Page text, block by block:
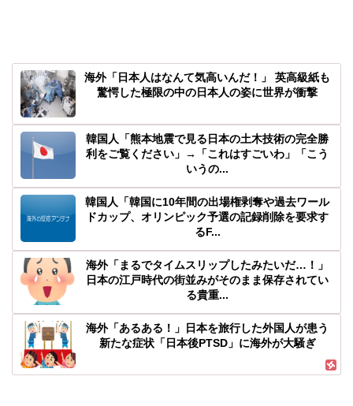
海外「日本人はなんて気高いんだ！」 英高級紙も
驚愕した極限の中の日本人の姿に世界が衝撃
韓国人「熊本地震で見る日本の土木技術の完全勝
利をご覧ください」→「これはすごいわ」「こう
いうの...
韓国人「韓国に10年間の出場権剥奪や過去ワール
ドカップ、オリンピック予選の記録削除を要求す
るF...
海外「まるでタイムスリップしたみたいだ…！」
日本の江戸時代の街並みがそのまま保存されてい
る貴重...
海外「あるある！」日本を旅行した外国人が患う
新たな症状「日本後PTSD」に海外が大騒ぎ